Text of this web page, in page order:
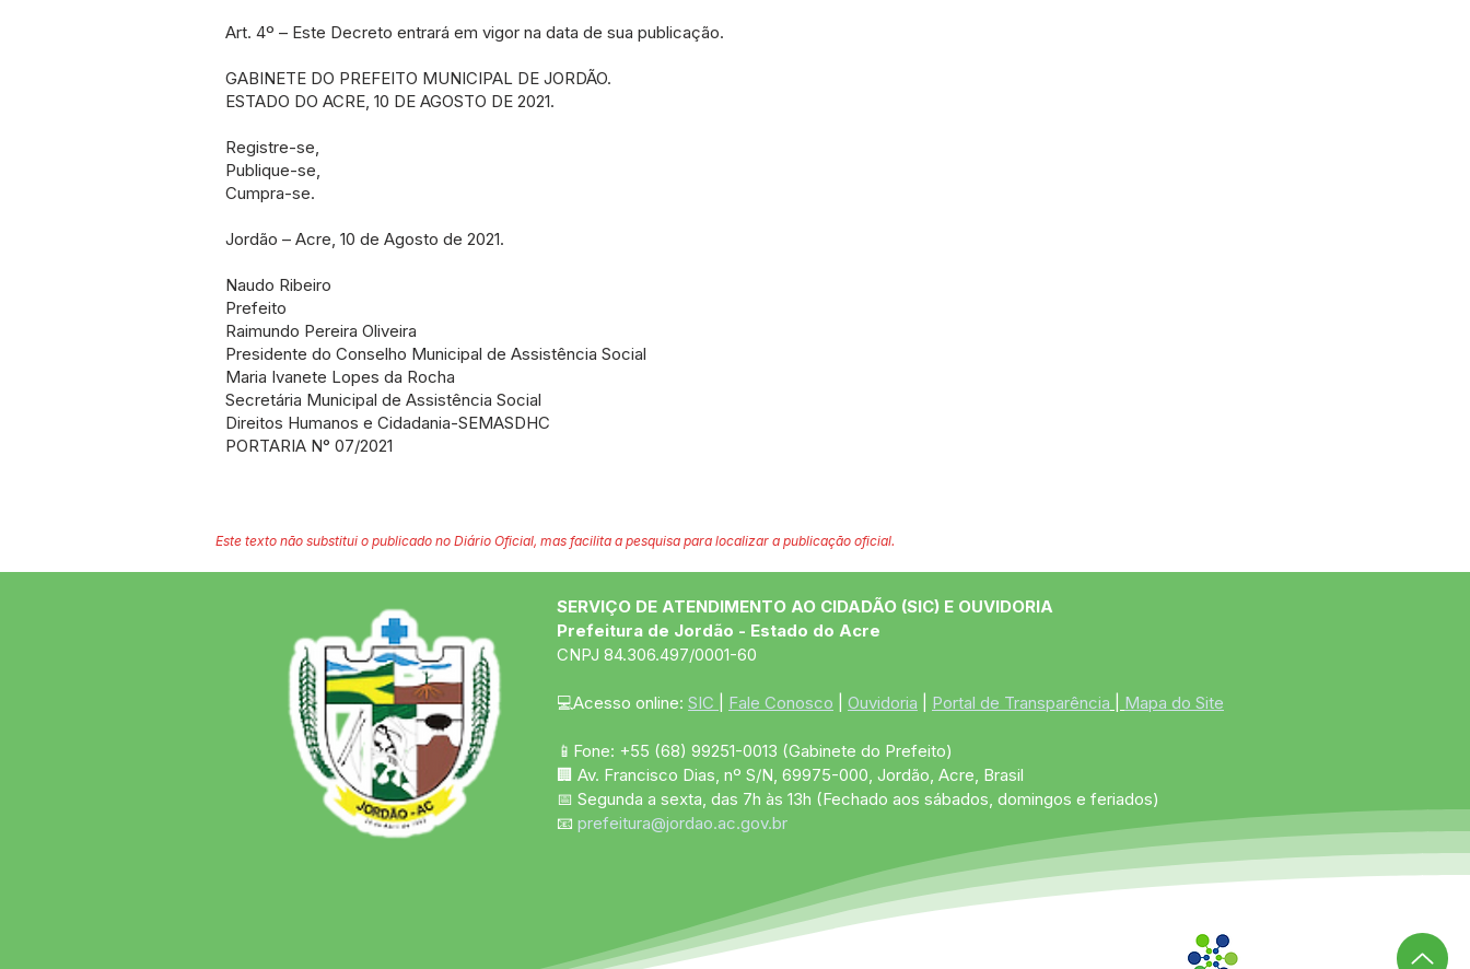
Art. 4º – Este Decreto entrará em vigor na data de sua publicação.
GABINETE DO PREFEITO MUNICIPAL DE JORDÃO.
ESTADO DO ACRE, 10 DE AGOSTO DE 2021.
Registre-se,
Publique-se,
Cumpra-se.
Jordão – Acre, 10 de Agosto de 2021.
Naudo Ribeiro
Prefeito
Raimundo Pereira Oliveira
Presidente do Conselho Municipal de Assistência Social
Maria Ivanete Lopes da Rocha
Secretária Municipal de Assistência Social
Direitos Humanos e Cidadania-SEMASDHC
PORTARIA N° 07/2021
Este texto não substitui o publicado no Diário Oficial, mas facilita a pesquisa para localizar a publicação oficial.
SERVIÇO DE ATENDIMENTO AO CIDADÃO (SIC) E OUVIDORIA
Prefeitura de Jordão - Estado do Acre
CNPJ 84.306.497/0001-60
💻Acesso online: SIC Fale Conosco Ouvidoria Portal de Transparência Mapa do Site
📱Fone: +55 (68) 99251-0013 (Gabinete do Prefeito)
🏢 Av. Francisco Dias, nº S/N, 69975-000, Jordão, Acre, Brasil
📅 Segunda a sexta, das 7h às 13h (Fechado aos sábados, domingos e feriados)
📧 prefeitura@jordao.ac.gov.br